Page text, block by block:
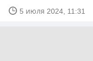
5 июля 2024, 11:31